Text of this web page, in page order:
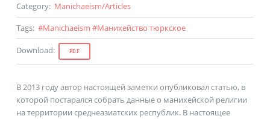
Category: Manichaeism/Articles
Tags: #Manichaeism #Манихейство тюркское
Download: PDF
В 2013 году автор настоящей заметки опубликовал статью, в
которой постарался собрать данные о манихейской религии
на территории среднеазиатских республик. В настоящее